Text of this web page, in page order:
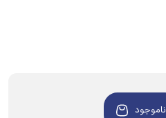
ناموجود